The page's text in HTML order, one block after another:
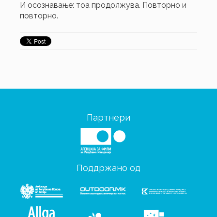
И осознавање: тоа продолжува. Повторно и
повторно.
Партнери
Поддржано од